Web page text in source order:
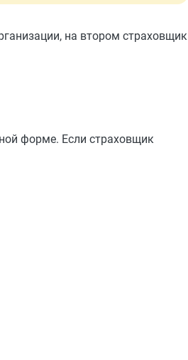
на втором страховщик
форме. Если страховщик